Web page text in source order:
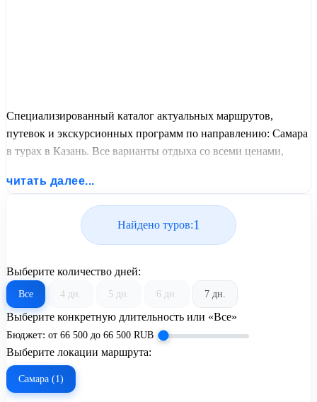
Специализированный каталог актуальных маршрутов,
путевок и экскурсионных программ по направлению: Самара
в турах в Казань. Все варианты отдыха со всеми ценами,
графиком заездов от United Travel Systems.
читать далее...
Найдено туров:1
Выберите количество дней:
Все 4 дн. 5 дн. 6 дн. 7 дн.
Выберите конкретную длительность или «Все»
Бюджет: от 66 500 до 66 500 RUB
Выберите локации маршрута:
Самара (1)